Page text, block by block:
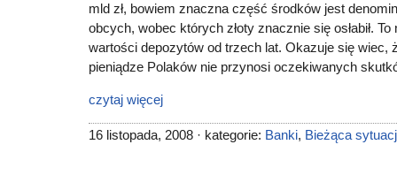
mld zł, bowiem znaczna część środków jest
obcych, wobec których złoty znacznie się osłabił.
wartości depozytów od trzech lat. Okazuje się wiec,
pieniądze Polaków nie przynosi oczekiwanych
czytaj więcej
16 listopada, 2008 · kategorie: Banki, Bieżąca